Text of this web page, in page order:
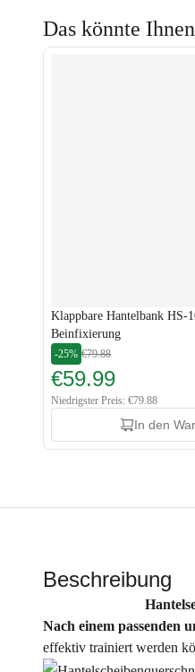
Das könnte
Klappbare Hantelbank HS-
Beinfixierung
-25% €79.88
€59.99
Niedrigster Preis: €79.88
In den
Beschreibung
Nach einem passenden
effektiv trainiert werden